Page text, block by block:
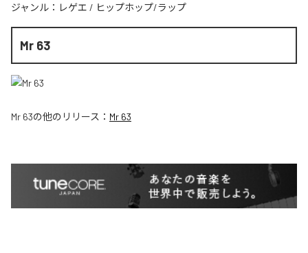
ジャンル： レゲエ / ヒップホップ/ラップ
Mr 63
Mr 63の他のリリース： Mr 63